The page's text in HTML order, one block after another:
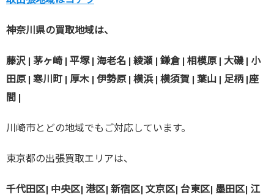
神奈川県の買取地域は、
藤沢 | 茅ヶ崎 | 平塚 | 海老名 | 綾瀬 | 鎌倉 | 相模原 | 大磯 | 小
田原 | 寒川町 | 厚木 | 伊勢原 | 横浜 | 横須賀 | 葉山 | 足柄 |座
間 |
川崎市とどの地域でもご対応しています。
東京都の出張買取エリアは、
千代田区| 中央区| 港区| 新宿区| 文京区| 台東区| 墨田区| 江